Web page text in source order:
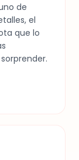
de
el
que lo